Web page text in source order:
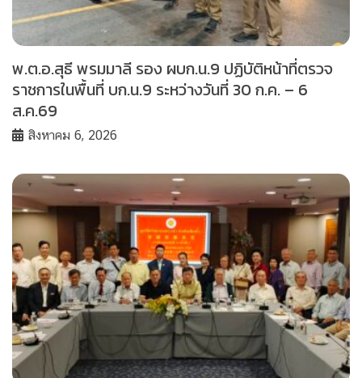
พ.ต.อ.สุธี พรมมาลี รอง ผบก.น.9 ปฏิบัติหน้าที่ตรวจ
ราชการในพื้นที่ บก.น.9 ระหว่างวันที่ 30 ก.ค. – 6
ส.ค.69
สิงหาคม 6, 2026